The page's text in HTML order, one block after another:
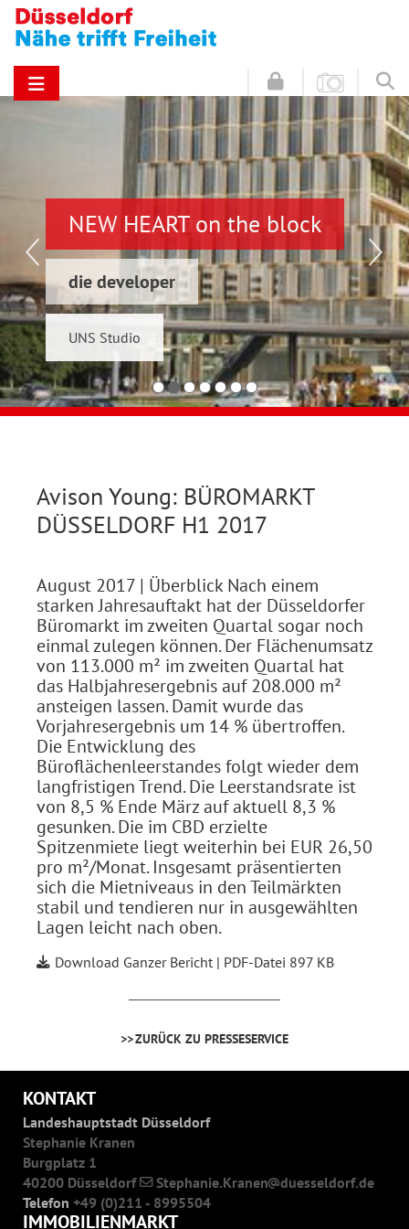
NEW HEART on the block
die developer
UNS Studio
Hinz & Kunz
Schwelmer7 GmbH
Konrad & Wennemar
Avison Young: BÜROMARKT
DÜSSELDORF H1 2017
August 2017 | Überblick Nach einem
starken Jahresauftakt hat der Düsseldorfer
Büromarkt im zweiten Quartal sogar noch
einmal zulegen können. Der Flächenumsatz
von 113.000 m² im zweiten Quartal hat
das Halbjahresergebnis auf 208.000 m²
ansteigen lassen. Damit wurde das
Vorjahresergebnis um 14 % übertroffen.
Die Entwicklung des
Büroflächenleerstandes folgt wieder dem
langfristigen Trend. Die Leerstandsrate ist
von 8,5 % Ende März auf aktuell 8,3 %
gesunken. Die im CBD erzielte
Spitzenmiete liegt weiterhin bei EUR 26,50
pro m²/Monat. Insgesamt präsentierten
sich die Mietniveaus in den Teilmärkten
stabil und tendieren nur in ausgewählten
Lagen leicht nach oben.
Download Ganzer Bericht | PDF-Datei 897 KB
ZURÜCK ZU PRESSESERVICE
KONTAKT
Landeshauptstadt Düsseldorf
Stephanie Kranen
Burgplatz 1
40200 Düsseldorf
Stephanie.Kranen
duesseldorf.de
Telefon +49 (0)211 - 8995504
IMMOBILIENMARKT